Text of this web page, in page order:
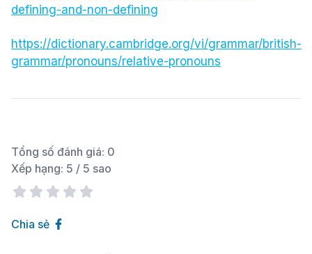
defining-and-non-defining
https://dictionary.cambridge.org/vi/grammar/british-
grammar/pronouns/relative-pronouns
Tổng số đánh giá: 0
Xếp hạng: 5 / 5 sao
Chia sẻ